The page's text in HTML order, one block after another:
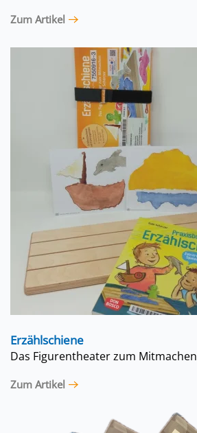
Zum Artikel
Erzählschiene
Das Figurentheater zum Mitmachen
Zum Artikel